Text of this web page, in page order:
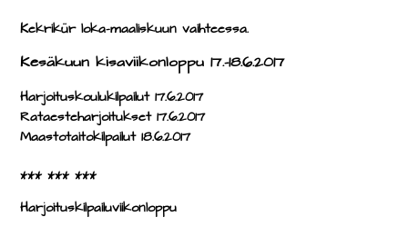
Kekrikür loka-maaliskuun vaihteessa.
Kesäkuun kisaviikonloppu 17.-18.6.2017
Harjoituskoulukilpailut 17.6.2017
Rataesteharjoitukset 17.6.2017
Maastotaitokilpailut 18.6.2017
*** *** ***
Harjoituskilpailuviikonloppu